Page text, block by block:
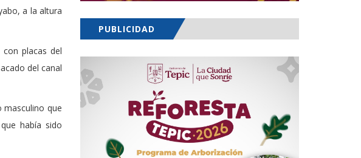
a la altura
placas del
del canal
masculino que
había sido
PUBLICIDAD